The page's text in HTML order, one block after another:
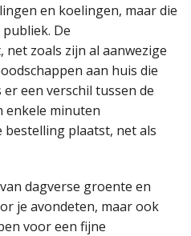
en koelingen, maar die
De
zoals zijn al aanwezige
aan huis die
een verschil tussen de
enkele minuten
bestelling plaatst, net als
dagverse groente en
je avondeten, maar ook
voor een fijne